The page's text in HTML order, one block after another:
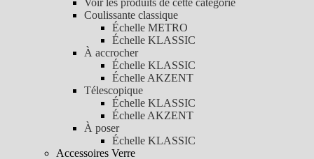
Voir les produits de cette catégorie
Coulissante classique
Échelle METRO
Échelle KLASSIC
À accrocher
Échelle KLASSIC
Échelle AKZENT
Télescopique
Échelle KLASSIC
Échelle AKZENT
À poser
Échelle KLASSIC
Accessoires Verre